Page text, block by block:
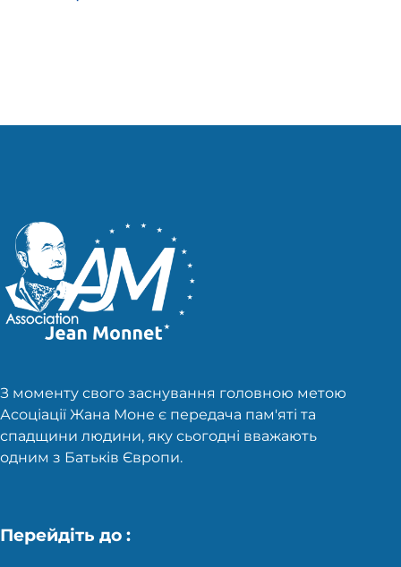
З моменту свого заснування головною метою
Асоціації Жана Моне є передача пам'яті та
спадщини людини, яку сьогодні вважають
одним з Батьків Європи.
Перейдіть до :